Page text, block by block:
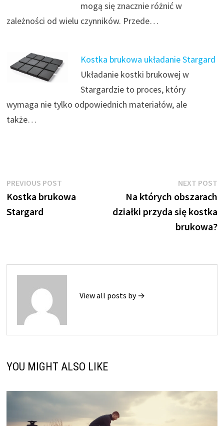
mogą się znacznie różnić w
zależności od wielu czynników. Przede…
Kostka brukowa układanie Stargard
Układanie kostki brukowej w
Stargardzie to proces, który
wymaga nie tylko odpowiednich materiałów, ale
także…
Nawigacja
wpisu
PREVIOUS POSTPrevious
post:
Kostka brukowa
Stargard
NEXT POST
Na których obszarach
działki przyda się kostka
brukowa?
View all posts by →
YOU MIGHT ALSO LIKE